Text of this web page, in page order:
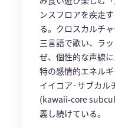
ンスフロアを疾走
る。クロスカルチ
三言語で歌い、ラ
ぜ、個性的な声線
特の感情的エネル
イイコア·サブカル
(kawaii-core
義し続けている。